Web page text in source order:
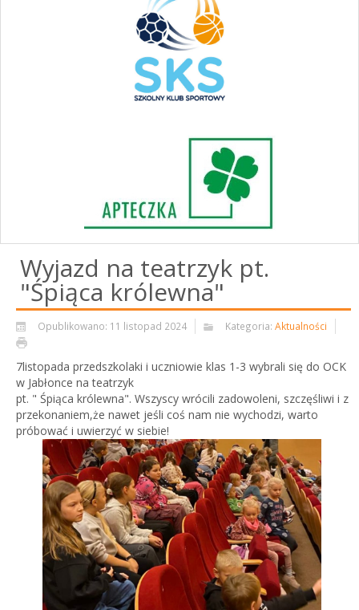
Wyjazd na teatrzyk pt.
"Śpiąca królewna"
Opublikowano: 11 listopad 2024 Kategoria: Aktualności
7listopada przedszkolaki i uczniowie klas 1-3 wybrali się do OCK
w Jabłonce na teatrzyk
pt. " Śpiąca królewna". Wszyscy wrócili zadowoleni, szczęśliwi i z
przekonaniem,że nawet jeśli coś nam nie wychodzi, warto
próbować i uwierzyć w siebie!